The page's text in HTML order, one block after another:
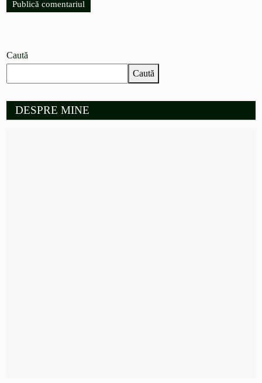
Caută
Caută
DESPRE MINE